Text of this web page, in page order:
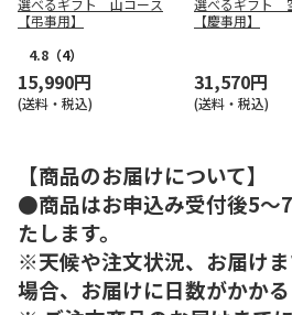
選べるギフト 山コース
【弔事用】
4.8 （4）
15,990円
(送料・税込)
選べるギフト
【慶事用】
31,570円
(送料・税込)
【商品のお届けについて】
●商品はお申込み受付後5～
たします。
※天候や注文状況、お届け
場合、お届けに日数がかかる